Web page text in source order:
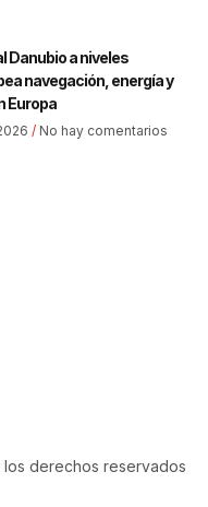
Danubio a niveles
navegación, energía y
Europa
No hay comentarios
los derechos reservados